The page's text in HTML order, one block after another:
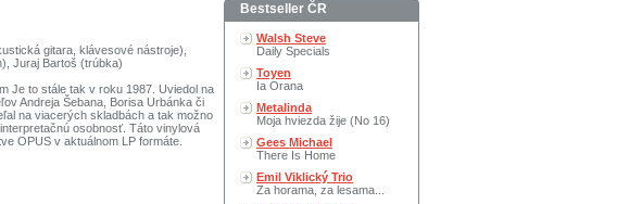
gitara, klávesové nástroje),
Juraj Bartoš (trúbka)
Je to stále tak v roku 1987. Uviedol na
Andreja Šebana, Borisa Urbánka či
na viacerých skladbách a tak možno
osobnosť. Táto vinylová
OPUS v aktuálnom LP formáte.
Bestseller ČR
Walsh Steve
Daily Specials
Toyen
Ia Orana
Metalinda
Moja hviezda žije (No 16)
Gees Michael
There Is Home
Emil Viklický Trio
Za horama, za lesama...